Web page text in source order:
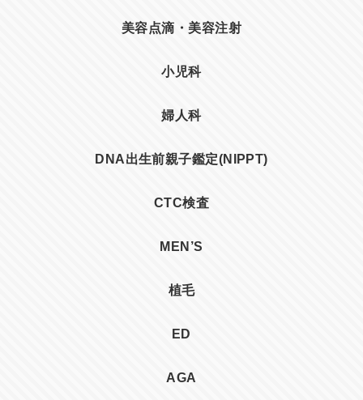
美容点滴・美容注射
小児科
婦人科
DNA出生前親子鑑定(NIPPT)
CTC検査
MEN’S
植毛
ED
AGA